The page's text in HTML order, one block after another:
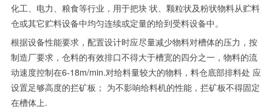
化工、电力、粮食等行业，用于把块 状、颗粒状及粉状物料从贮料
仓或其它贮料设备中均匀连续或定量的给到受料设备中。
根据设备性能要求，配置设计时应尽量减少物料对槽体的压力，按
制造厂要求，仓料的有效排口不得大于槽宽的四分之一，物料的流
动速度控制在6-18m/min.对给料量较大的物料，料仓底部排料处 应
设置足够高度的拦矿板； 为不影响给料机的性能，拦矿板不得固定
在槽体上.